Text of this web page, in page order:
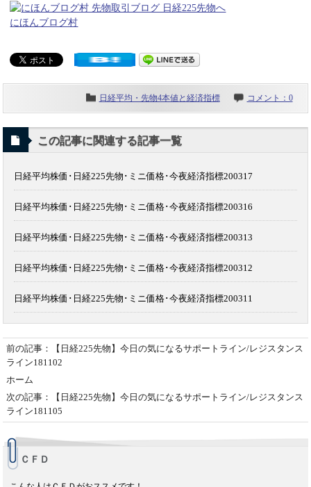
にほんブログ村
日経平均・先物4本値と経済指標 コメント：0
この記事に関連する記事一覧
日経平均株価･日経225先物･ミニ価格･今夜経済指標200317
日経平均株価･日経225先物･ミニ価格･今夜経済指標200316
日経平均株価･日経225先物･ミニ価格･今夜経済指標200313
日経平均株価･日経225先物･ミニ価格･今夜経済指標200312
日経平均株価･日経225先物･ミニ価格･今夜経済指標200311
前の記事：【日経225先物】今日の気になるサポートライン/レジスタンス
ライン181102
ホーム
次の記事：【日経225先物】今日の気になるサポートライン/レジスタンス
ライン181105
ＣＦＤ